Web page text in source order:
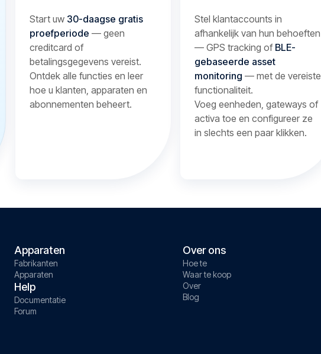
Start uw 30-daagse gratis
proefperiode — geen
creditcard of
betalingsgegevens vereist.
Ontdek alle functies en leer
hoe u klanten, apparaten en
abonnementen beheert.
Stel klantaccounts in
afhankelijk van hun behoeften
— GPS tracking of BLE-
gebaseerde asset
monitoring — met de vereiste
functionaliteit.
Voeg eenheden, gateways of
activa toe en configureer ze
in slechts een paar klikken.
Apparaten
Fabrikanten
Apparaten
Help
Documentatie
Forum
Over ons
Hoe te
Waar te koop
Over
Blog